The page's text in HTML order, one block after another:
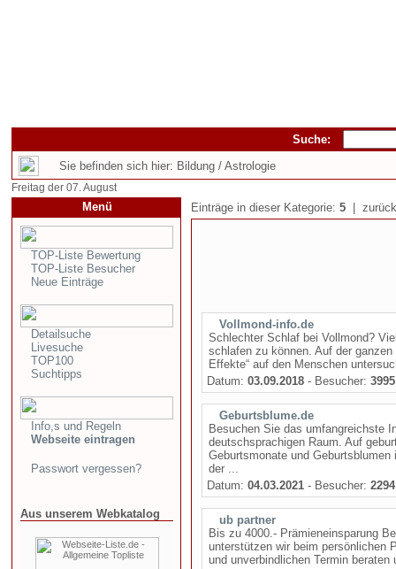
Suche:
Sie befinden sich hier: Bildung / Astrologie
Freitag der 07. August
Menü
TOP-Liste Bewertung
TOP-Liste Besucher
Neue Einträge
Detailsuche
Livesuche
TOP100
Suchtipps
Info,s und Regeln
Webseite eintragen
Passwort vergessen?
Aus unserem Webkatalog
Einträge in dieser Kategorie: 5 |
Vollmond-info.de
Schlechter Schlaf bei Vollmond?
schlafen zu können. Auf der
Effekte“ auf den Menschen
Datum: 03.09.2018 - Besucher: 3995
Geburtsblume.de
Besuchen Sie das umfangreichste
deutschsprachigen Raum. Auf
Geburtsmonate und
der ...
Datum: 04.03.2021 - Besucher: 2294
ub partner
Bis zu 4000.- Prämieneinsparung
unterstützen wir beim persönlichen
und unverbindlichen Termin